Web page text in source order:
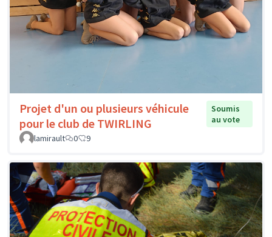
Projet d'un ou plusieurs véhicule
pour le club de TWIRLING
Soumis
au vote
lamirault
0 9